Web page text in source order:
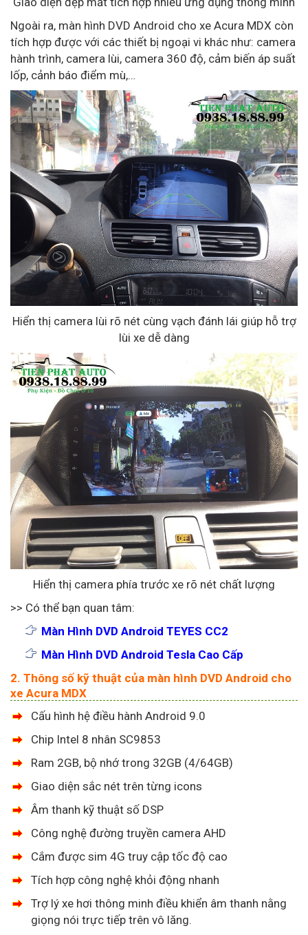
Ngoài ra, màn hình DVD Android cho xe Acura MDX còn
tích hợp được với các thiết bị ngoại vi khác như: camera
hành trình, camera lùi, camera 360 độ, cảm biến áp suất
lốp, cảnh báo điểm mù,…
Hiển thị camera lùi rõ nét cùng vạch đánh lái giúp hỗ trợ
lùi xe dễ dàng
Hiển thị camera phía trước xe rõ nét chất lượng
>> Có thể bạn quan tâm:
Màn Hình DVD Android TEYES CC2
Màn Hình DVD Android Tesla Cao Cấp
2. Thông số kỹ thuật của màn hình DVD Android cho
xe Acura MDX
Cấu hình hệ điều hành Android 9.0
Chip Intel 8 nhân SC9853
Ram 2GB, bộ nhớ trong 32GB (4/64GB)
Giao diện sắc nét trên từng icons
Âm thanh kỹ thuật số DSP
Công nghệ đường truyền camera AHD
Cắm được sim 4G truy cập tốc độ cao
Tích hợp công nghệ khỏi động nhanh
Trợ lý xe hơi thông minh điều khiển âm thanh nằng
giọng nói trực tiếp trên vô lăng.